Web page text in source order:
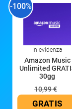
-100%
In evidenza
Amazon Music
Unlimited
30gg
10,99 €
GRATIS